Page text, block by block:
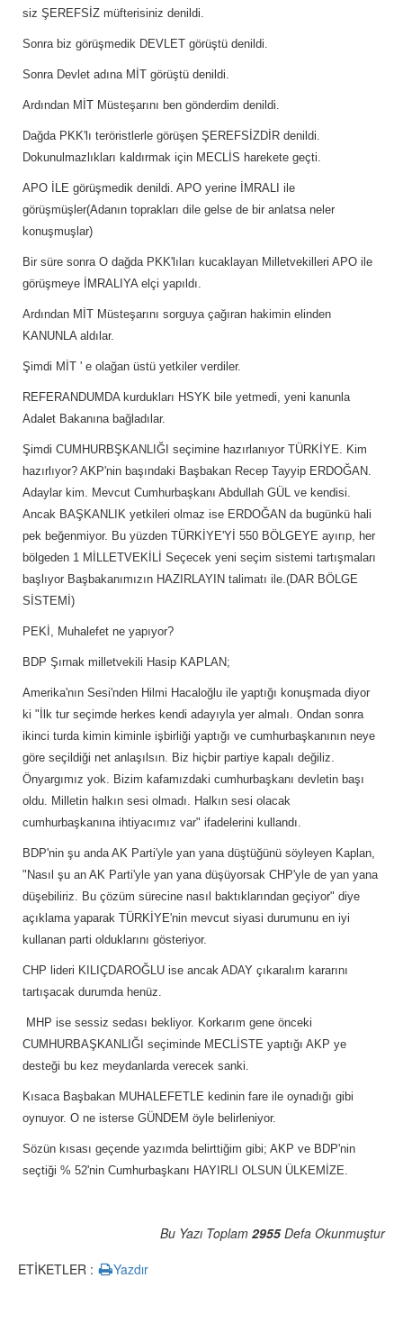
siz ŞEREFSİZ müfterisiniz denildi.
Sonra biz görüşmedik DEVLET görüştü denildi.
Sonra Devlet adına MİT görüştü denildi.
Ardından MİT Müsteşarını ben gönderdim denildi.
Dağda PKK'lı teröristlerle görüşen ŞEREFSİZDİR denildi.
Dokunulmazlıkları kaldırmak için MECLİS harekete geçti.
APO İLE görüşmedik denildi. APO yerine İMRALI ile
görüşmüşler(Adanın toprakları dile gelse de bir anlatsa neler
konuşmuşlar)
Bir süre sonra O dağda PKK'lıları kucaklayan Milletvekilleri APO ile
görüşmeye İMRALIYA elçi yapıldı.
Ardından MİT Müsteşarını sorguya çağıran hakimin elinden
KANUNLA aldılar.
Şimdi MİT ' e olağan üstü yetkiler verdiler.
REFERANDUMDA kurdukları HSYK bile yetmedi, yeni kanunla
Adalet Bakanına bağladılar.
Şimdi CUMHURBŞKANLIĞI seçimine hazırlanıyor TÜRKİYE. Kim
hazırlıyor? AKP'nin başındaki Başbakan Recep Tayyip ERDOĞAN.
Adaylar kim. Mevcut Cumhurbaşkanı Abdullah GÜL ve kendisi.
Ancak BAŞKANLIK yetkileri olmaz ise ERDOĞAN da bugünkü hali
pek beğenmiyor. Bu yüzden TÜRKİYE'Yİ 550 BÖLGEYE ayırıp, her
bölgeden 1 MİLLETVEKİLİ Seçecek yeni seçim sistemi tartışmaları
başlıyor Başbakanımızın HAZIRLAYIN talimatı ile.(DAR BÖLGE
SİSTEMİ)
PEKİ, Muhalefet ne yapıyor?
BDP Şırnak milletvekili Hasip KAPLAN;
Amerika'nın Sesi'nden Hilmi Hacaloğlu ile yaptığı konuşmada diyor
ki "İlk tur seçimde herkes kendi adayıyla yer almalı. Ondan sonra
ikinci turda kimin kiminle işbirliği yaptığı ve cumhurbaşkanının neye
göre seçildiği net anlaşılsın. Biz hiçbir partiye kapalı değiliz.
Önyargımız yok. Bizim kafamızdaki cumhurbaşkanı devletin başı
oldu. Milletin halkın sesi olmadı. Halkın sesi olacak
cumhurbaşkanına ihtiyacımız var" ifadelerini kullandı.
BDP'nin şu anda AK Parti'yle yan yana düştüğünü söyleyen Kaplan,
"Nasıl şu an AK Parti'yle yan yana düşüyorsak CHP'yle de yan yana
düşebiliriz. Bu çözüm sürecine nasıl baktıklarından geçiyor" diye
açıklama yaparak TÜRKİYE'nin mevcut siyasi durumunu en iyi
kullanan parti olduklarını gösteriyor.
CHP lideri KILIÇDAROĞLU ise ancak ADAY çıkaralım kararını
tartışacak durumda henüz.
MHP ise sessiz sedası bekliyor. Korkarım gene önceki
CUMHURBAŞKANLIĞI seçiminde MECLİSTE yaptığı AKP ye
desteği bu kez meydanlarda verecek sanki.
Kısaca Başbakan MUHALEFETLE kedinin fare ile oynadığı gibi
oynuyor. O ne isterse GÜNDEM öyle belirleniyor.
Sözün kısası geçende yazımda belirttiğim gibi; AKP ve BDP'nin
seçtiği % 52'nin Cumhurbaşkanı HAYIRLI OLSUN ÜLKEMİZE.
Bu Yazı Toplam 2955Defa Okunmuştur
ETİKETLER :
Yazdır